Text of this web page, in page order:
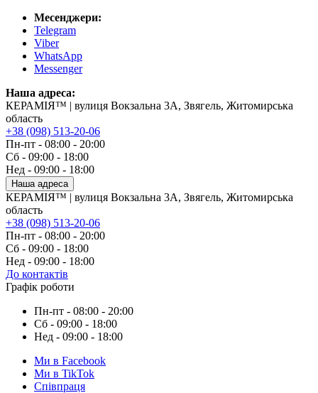
Месенджери:
Telegram
Viber
WhatsApp
Messenger
Наша адреса:
КЕРАМІЯ™ | вулиця Вокзальна 3А, Звягель, Житомирська
область
+38 (098) 513-20-06
Пн-пт - 08:00 - 20:00
Сб - 09:00 - 18:00
Нед - 09:00 - 18:00
Наша адреса
КЕРАМІЯ™ | вулиця Вокзальна 3А, Звягель, Житомирська
область
+38 (098) 513-20-06
Пн-пт - 08:00 - 20:00
Сб - 09:00 - 18:00
Нед - 09:00 - 18:00
До контактів
Графік роботи
Пн-пт - 08:00 - 20:00
Сб - 09:00 - 18:00
Нед - 09:00 - 18:00
Ми в Facebook
Ми в TikTok
Cпівпраця